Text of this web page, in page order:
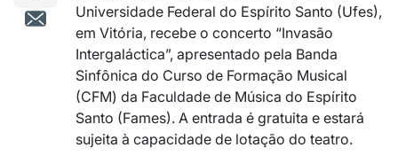
Universidade Federal do Espírito Santo (Ufes),
em Vitória, recebe o concerto “Invasão
Intergaláctica”, apresentado pela Banda
Sinfônica do Curso de Formação Musical
(CFM) da Faculdade de Música do Espírito
Santo (Fames). A entrada é gratuita e estará
sujeita à capacidade de lotação do teatro.